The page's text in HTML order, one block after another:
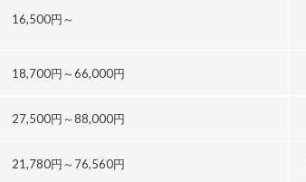
16,500円～
18,700円～66,000円
27,500円～88,000円
21,780円～76,560円